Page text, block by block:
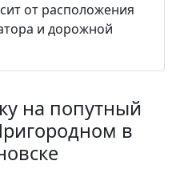
от расположения
и дорожной
на попутный
в